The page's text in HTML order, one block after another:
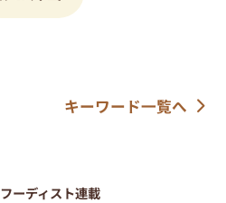
キーワード一覧へ
フーディスト連載